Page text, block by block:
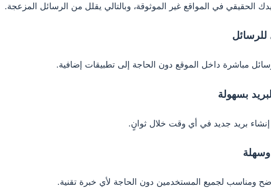
الحقيقي في المواقع غير الموثوقة، وبالتالي يقلل من الرسائل المزعجة.
للرسائل
مباشرة داخل الموقع دون الحاجة إلى تطبيقات إضافية.
بسهولة
إنشاء بريد جديد في أي وقت خلال ثوانٍ.
ومناسب لجميع المستخدمين دون الحاجة لأي خبرة تقنية.